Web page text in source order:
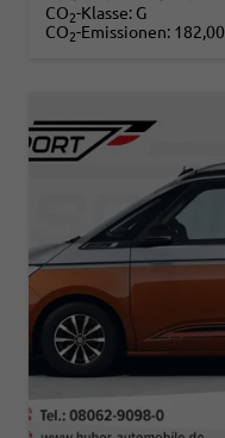
CO2-Klasse: G
CO2-Emissionen: